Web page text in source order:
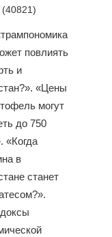
(40821)
повлиять
и
«Цены
могут
до 750
«Когда
в
станет